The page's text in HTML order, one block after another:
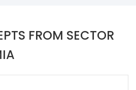
FROM SECTOR